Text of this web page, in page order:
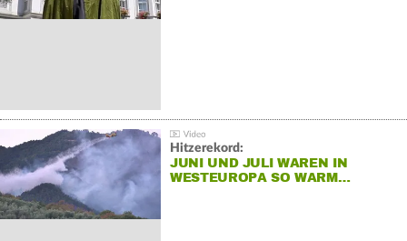
Hitzerekord:
JUNI UND JULI WAREN IN
WESTEUROPA SO WARM…